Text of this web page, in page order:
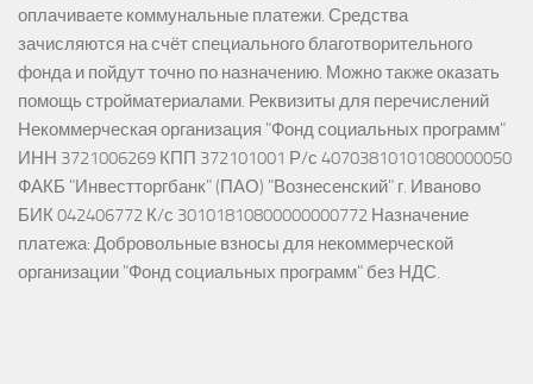
оплачиваете коммунальные платежи. Средства
зачисляются на счёт специального благотворительного
фонда и пойдут точно по назначению. Можно также оказать
помощь стройматериалами. Реквизиты для перечислений
Некоммерческая организация "Фонд социальных программ"
ИНН 3721006269 КПП 372101001 Р/с 40703810101080000050
ФАКБ "Инвестторгбанк" (ПАО) "Вознесенский" г. Иваново
БИК 042406772 К/с 30101810800000000772 Назначение
платежа: Добровольные взносы для некоммерческой
организации "Фонд социальных программ" без НДС.